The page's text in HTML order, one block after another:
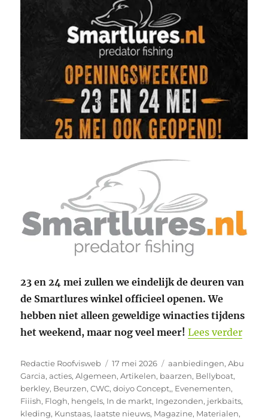
23 en 24 mei zullen we eindelijk de deuren van
de Smartlures winkel officieel openen. We
hebben niet alleen geweldige winacties tijdens
het weekend, maar nog veel meer! Lees verder
Auteur
Redactie Roofvisweb
Geplaatst
op
17 mei 2026 Categorieën
aanbiedingen,Abu
Garcia,acties,Algemeen,Artikelen, baarzen, Bellyboat,
berkley, Beurzen,CWC,doiyo Concept,, Evenementen,
Fiiish, Flogh, hengels, In de markt, Ingezonden, jerkbaits,
kleding, Kunstaas, laatste nieuws, Magazine, Materialen,